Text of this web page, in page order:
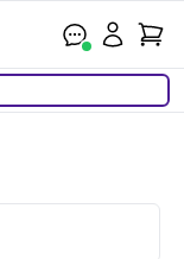
Ihr